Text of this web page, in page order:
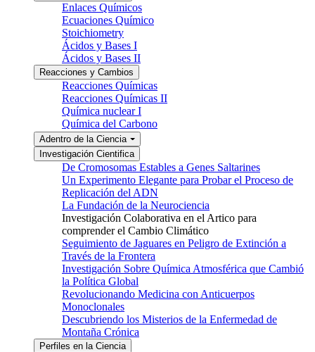
Enlaces Químicos
Ecuaciones Químico
Stoichiometry
Ácidos y Bases I
Ácidos y Bases II
Reacciones y Cambios
Reacciones Químicas
Reacciones Químicas II
Química nuclear I
Química del Carbono
Adentro de la Ciencia
Investigación Cientifica
De Cromosomas Estables a Genes Saltarines
Un Experimento Elegante para Probar el Proceso de
Replicación del ADN
La Fundación de la Neurociencia
Investigación Colaborativa en el Artico para
comprender el Cambio Climático
Seguimiento de Jaguares en Peligro de Extinción a
Través de la Frontera
Investigación Sobre Química Atmosférica que Cambió
la Política Global
Revolucionando Medicina con Anticuerpos
Monoclonales
Descubriendo los Misterios de la Enfermedad de
Montaña Crónica
Perfiles en la Ciencia